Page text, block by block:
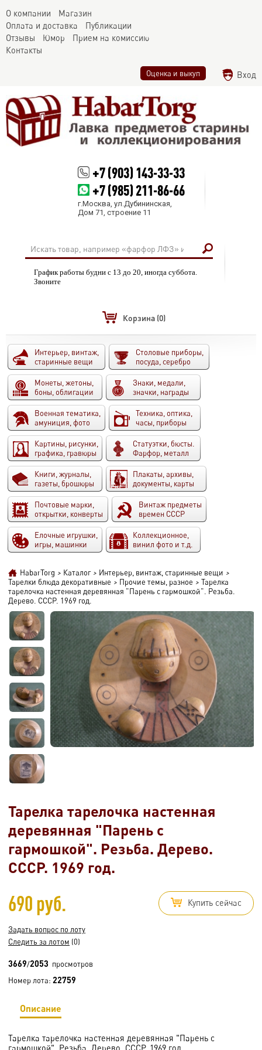
О компании
Магазин
Оплата и доставка
Публикации
Отзывы
Юмор
Прием на комиссию
Контакты
Оценка и выкуп Вход
+7 (903) 143-33-33
+7 (985) 211-86-66
г.Москва, ул.Дубининская,
Дом 71, строение 11
График работы будни с 13 до 20, иногда суббота.
Звоните
Корзина (0)
Интерьер, винтаж,
старинные вещи
Столовые приборы,
посуда, серебро
Монеты, жетоны,
боны, облигации
Знаки, медали,
значки, награды
Военная тематика,
амуниция, фото
Техника, оптика,
часы, приборы
Картины, рисунки,
графика, гравюры
Статуэтки, бюсты.
Фарфор, металл
Книги, журналы,
газеты, брошюры
Плакаты, архивы,
документы, карты
Почтовые марки,
открытки, конверты
Винтаж предметы
времен СССР
Елочные игрушки,
игры, машинки
Коллекционное,
винил фото и т.д.
HabarTorg > Каталог > Интерьер, винтаж, старинные вещи >
Тарелки блюда декоративные > Прочие темы, разное > Тарелка
тарелочка настенная деревянная "Парень с гармошкой". Резьба.
Дерево. СССР. 1969 год.
Тарелка тарелочка настенная
деревянная "Парень с
гармошкой". Резьба. Дерево.
СССР. 1969 год.
690 руб. Купить сейчас
Задать вопрос по лоту
Следить за лотом (0)
3669/2053 просмотров
Номер лота: 22759
Описание
Тарелка тарелочка настенная деревянная "Парень с
гармошкой". Резьба. Дерево. СССР. 1969 год.